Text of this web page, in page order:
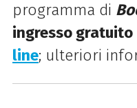
programma di
ingresso gratuito
line; ulteriori